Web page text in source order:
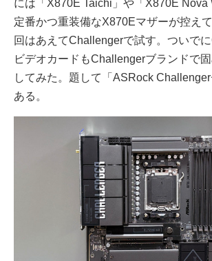
には「X870E Taichi」や「X870E Nova
定番かつ重装備なX870Eマザーが控え
回はあえてChallengerで試す。ついで
ビデオカードもChallengerブランドで
してみた。題して「ASRock
ある。